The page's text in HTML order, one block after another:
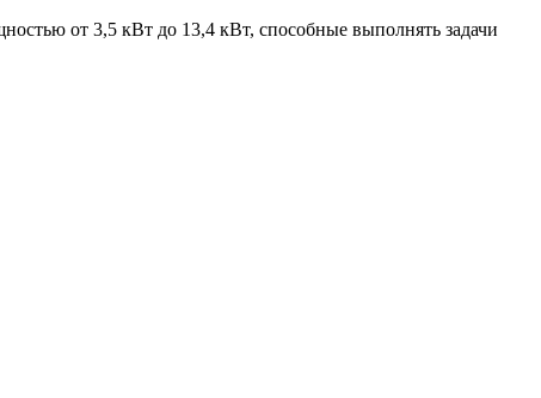
от 3,5 кВт до 13,4 кВт, способные выполнять задачи